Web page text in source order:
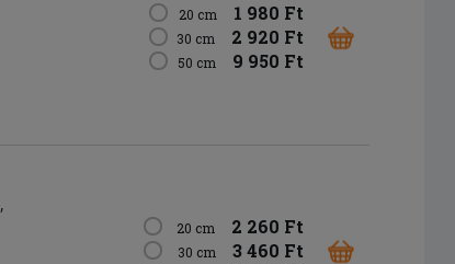
20 cm 1 980 Ft
30 cm 2 920 Ft
50 cm 9 950 Ft
20 cm 2 260 Ft
30 cm 3 460 Ft